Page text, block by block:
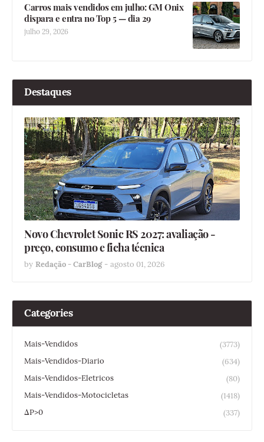
Carros mais vendidos em julho: GM Onix
dispara e entra no Top 5 — dia 29
julho 29, 2026
Destaques
Novo Chevrolet Sonic RS 2027: avaliação -
preço, consumo e ficha técnica
by Redação - CarBlog - agosto 01, 2026
Categories
Mais-Vendidos
(3773)
Mais-Vendidos-Diario
(634)
Mais-Vendidos-Eletricos
(80)
Mais-Vendidos-Motocicletas
(1418)
ΔP>0
(337)